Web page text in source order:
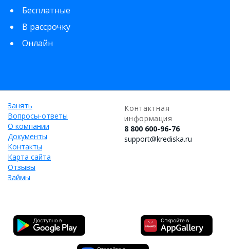
Бесплатные
В рассрочку
Онлайн
Занять
Вопросы-ответы
О компании
Документы
Контакты
Карта сайта
Отзывы
Займы
Контактная
информация
8 800 600-96-76
support@krediska.ru